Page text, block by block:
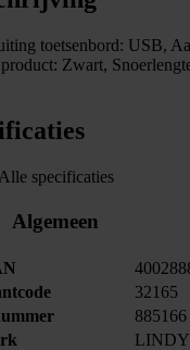
toetsenbord: USB,
Zwart,
Alle specificaties
Algemeen
32165
885166
LINDY